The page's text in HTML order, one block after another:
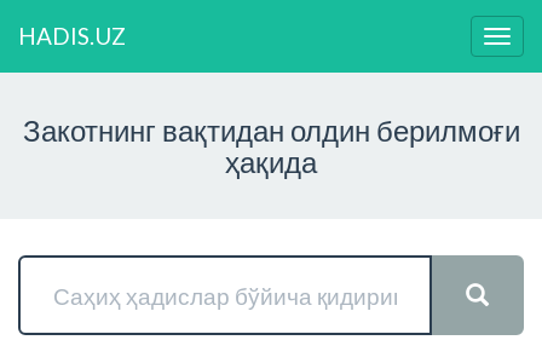
HADIS.UZ
Закотнинг вақтидан олдин берилмоғи
ҳақида